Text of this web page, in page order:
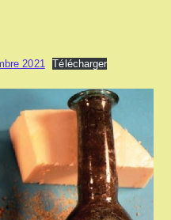
2021 Télécharger